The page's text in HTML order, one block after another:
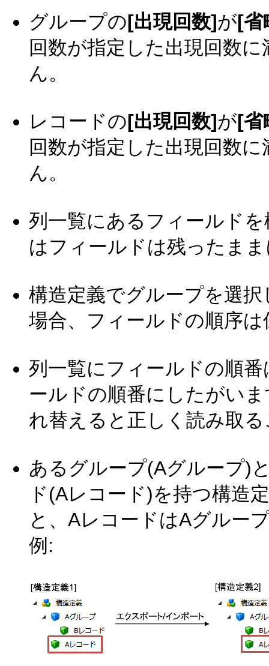
グループの[出現回数]が[省
回数が指定した出現回数
ん。
レコードの[出現回数]が[省
回数が指定した出現回数
ん。
列一覧にあるフィールド
はフィールドは残ったま
構造定義でグループを選
場合、フィールドの順序
列一覧にフィールドの順
ールドの順番にしたがい
れ替えると正しく読み取
あるグループ(Aグループ)
ド(Aレコード)を持つ構造
と、AレコードはAグルー
例: